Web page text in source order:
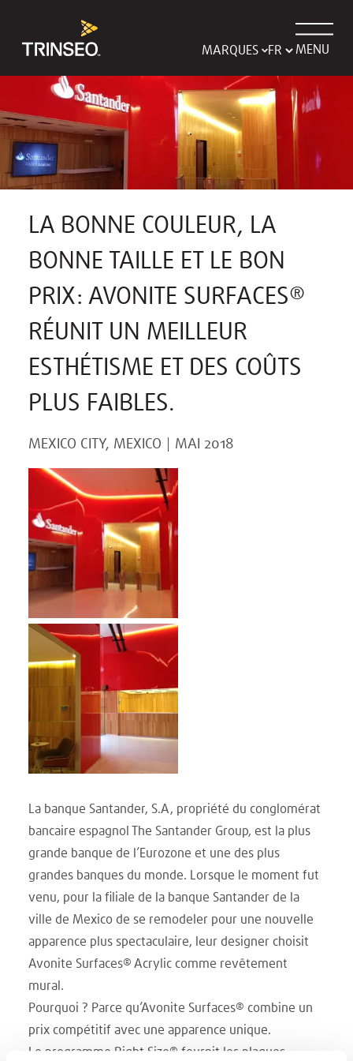
MARQUES MENU
LA BONNE COULEUR, LA
BONNE TAILLE ET LE BON
PRIX: AVONITE SURFACES®
RÉUNIT UN MEILLEUR
ESTHÉTISME ET DES COÛTS
PLUS FAIBLES.
MEXICO CITY, MEXICO MAI 2018
La banque Santander, S.A, propriété du conglomérat
bancaire espagnol The Santander Group, est la plus
grande banque de l’Eurozone et une des plus
grandes banques du monde. Lorsque le moment fut
venu, pour la filiale de la banque Santander de la
ville de Mexico de se remodeler pour une nouvelle
apparence plus spectaculaire, leur designer choisit
Avonite Surfaces® Acrylic comme revêtement
mural.
Pourquoi ? Parce qu’Avonite Surfaces® combine un
prix compétitif avec une apparence unique.
Le programme Right Size® fournit les plaques